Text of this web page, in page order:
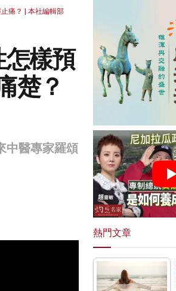
痛？ | 本社編輯部
樣預
楚？
中醫專家羅頌
熱門文章